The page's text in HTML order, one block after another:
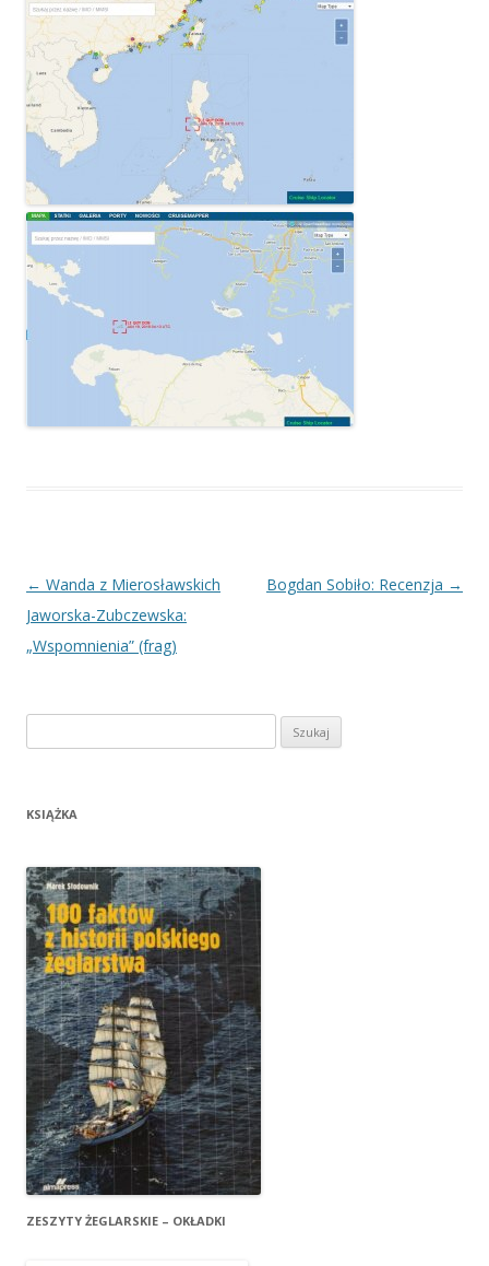
Nawigacja
wpisu
← Wanda z Mierosławskich
Jaworska-Zubczewska:
„Wspomnienia” (frag)
Bogdan Sobiło: Recenzja →
KSIĄŻKA
ZESZYTY ŻEGLARSKIE – OKŁADKI